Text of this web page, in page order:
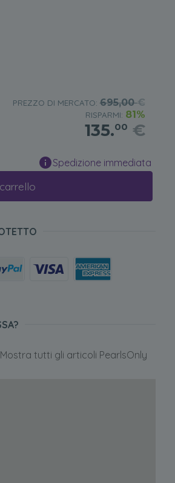
PREZZO DI MERCATO:695,00€
RISPARMI: 81%
135.00 €
Spedizione immediata
Mostra tutti gli articoli PearlsOnly